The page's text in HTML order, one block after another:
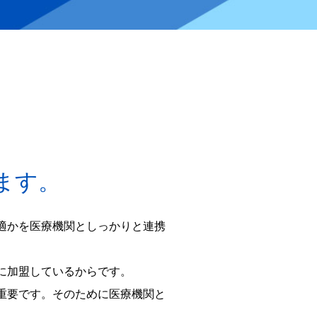
。
かを医療機関としっかりと連携
盟しているからです。
です。そのために医療機関と